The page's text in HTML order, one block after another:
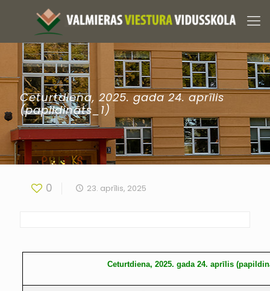
Ceturtdiena, 2025. gada 24. aprīlis
(papildināts_1)
0 23. aprīlis, 2025
Ceturtdiena, 2025. gada 24. aprīlis